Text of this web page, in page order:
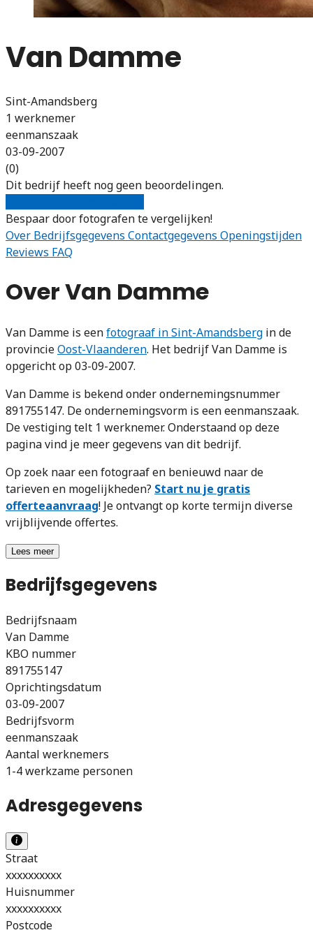
Van Damme
Sint-Amandsberg
1 werknemer
eenmanszaak
03-09-2007
(0)
Dit bedrijf heeft nog geen beoordelingen.
Bespaar door fotografen te vergelijken!
Over Bedrijfsgegevens Contactgegevens Openingstijden
Reviews FAQ
Over Van Damme
Van Damme is eenfotograaf in Sint-Amandsberg in de
provincieOost-Vlaanderen. Het bedrijf Van Damme is
opgericht op 03-09-2007.
Van Damme is bekend onder ondernemingsnummer
891755147. De ondernemingsvorm is een eenmanszaak.
De vestiging telt 1 werknemer. Onderstaand op deze
pagina vind je meer gegevens van dit bedrijf.
Op zoek naar een fotograaf en benieuwd naar de
tarieven en mogelijkheden? Start nu je gratis
offerteaanvraag! Je ontvangt op korte termijn diverse
vrijblijvende offertes.
Lees meer
Bedrijfsgegevens
Bedrijfsnaam
Van Damme
KBO nummer
891755147
Oprichtingsdatum
03-09-2007
Bedrijfsvorm
eenmanszaak
Aantal werknemers
1-4 werkzame personen
Adresgegevens
Straat
xxxxxxxxxx
Huisnummer
xxxxxxxxxx
Postcode